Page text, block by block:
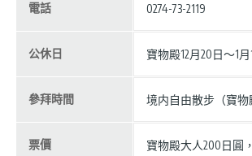
電話 0274-73-2119
公休日 寶物殿12月20日〜1月
參拜時間 境内自由散步（寶物
票價 寶物殿大人200日圓